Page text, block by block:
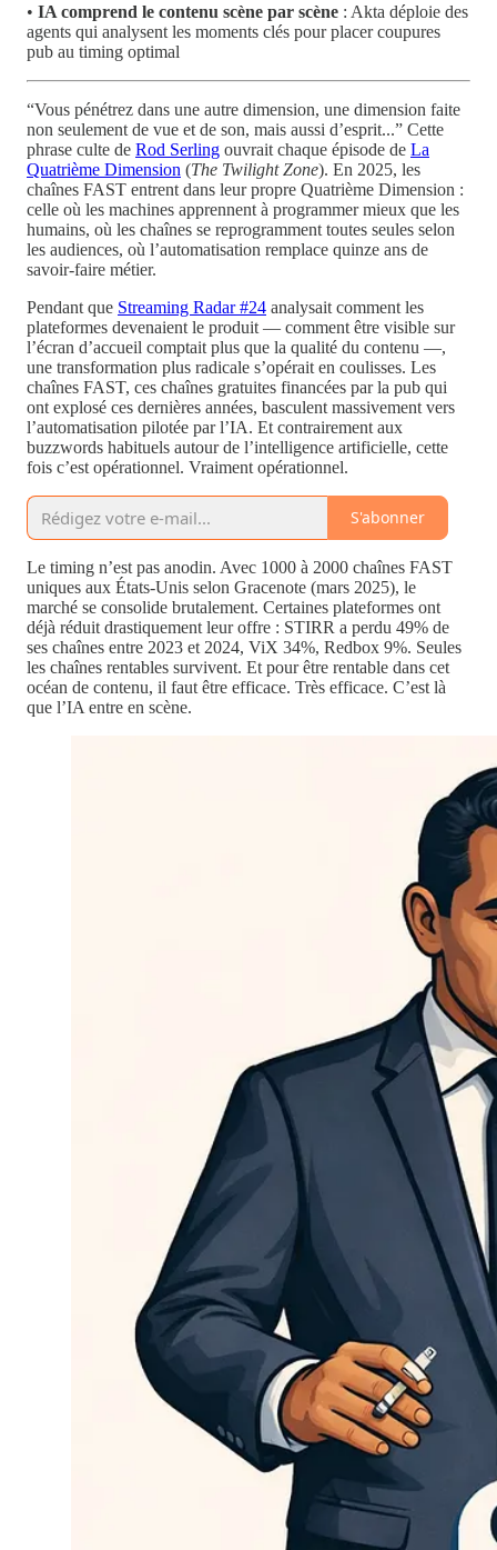
• IA comprend le contenu scène par scène : Akta déploie des
agents qui analysent les moments clés pour placer coupures
pub au timing optimal
“Vous pénétrez dans une autre dimension, une dimension faite
non seulement de vue et de son, mais aussi d’esprit...” Cette
phrase culte de Rod Serling ouvrait chaque épisode de La
Quatrième Dimension (The Twilight Zone). En 2025, les
chaînes FAST entrent dans leur propre Quatrième Dimension :
celle où les machines apprennent à programmer mieux que les
humains, où les chaînes se reprogramment toutes seules selon
les audiences, où l’automatisation remplace quinze ans de
savoir-faire métier.
Pendant que Streaming Radar #24 analysait comment les
plateformes devenaient le produit — comment être visible sur
l’écran d’accueil comptait plus que la qualité du contenu —,
une transformation plus radicale s’opérait en coulisses. Les
chaînes FAST, ces chaînes gratuites financées par la pub qui
ont explosé ces dernières années, basculent massivement vers
l’automatisation pilotée par l’IA. Et contrairement aux
buzzwords habituels autour de l’intelligence artificielle, cette
fois c’est opérationnel. Vraiment opérationnel.
S'abonner
Le timing n’est pas anodin. Avec 1000 à 2000 chaînes FAST
uniques aux États-Unis selon Gracenote (mars 2025), le
marché se consolide brutalement. Certaines plateformes ont
déjà réduit drastiquement leur offre : STIRR a perdu 49% de
ses chaînes entre 2023 et 2024, ViX 34%, Redbox 9%. Seules
les chaînes rentables survivent. Et pour être rentable dans cet
océan de contenu, il faut être efficace. Très efficace. C’est là
que l’IA entre en scène.